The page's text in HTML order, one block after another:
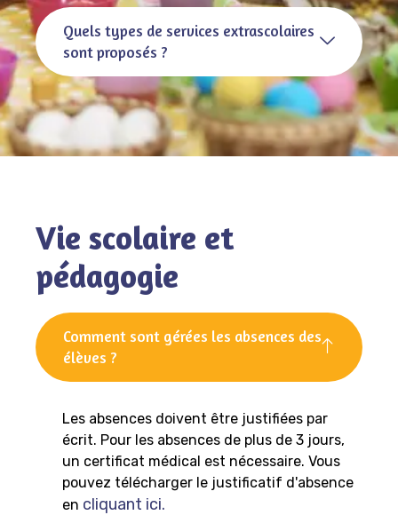
Quels types de services extrascolaires
sont proposés ?
Vie scolaire et
pédagogie
Comment sont gérées les absences des
élèves ?
Les absences doivent être justifiées par
écrit. Pour les absences de plus de 3 jours,
un certificat médical est nécessaire. Vous
pouvez télécharger le justificatif d'absence
en cliquant ici.